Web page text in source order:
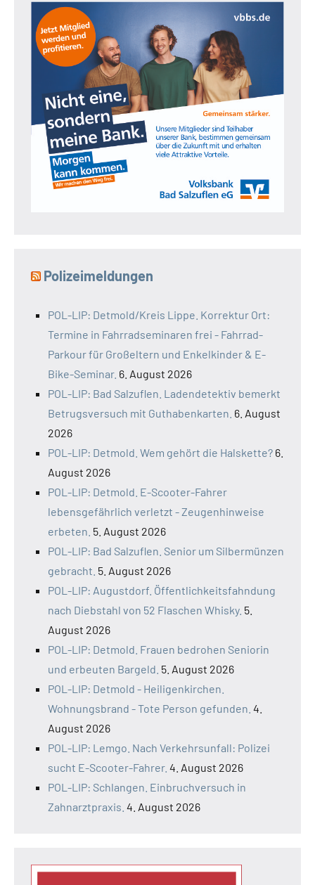
Polizeimeldungen
POL-LIP: Detmold/Kreis Lippe. Korrektur Ort:
Termine in Fahrradseminaren frei - Fahrrad-
Parkour für Großeltern und Enkelkinder & E-
Bike-Seminar. 6. August 2026
POL-LIP: Bad Salzuflen. Ladendetektiv bemerkt
Betrugsversuch mit Guthabenkarten. 6. August
2026
POL-LIP: Detmold. Wem gehört die Halskette? 6.
August 2026
POL-LIP: Detmold. E-Scooter-Fahrer
lebensgefährlich verletzt - Zeugenhinweise
erbeten. 5. August 2026
POL-LIP: Bad Salzuflen. Senior um Silbermünzen
gebracht. 5. August 2026
POL-LIP: Augustdorf. Öffentlichkeitsfahndung
nach Diebstahl von 52 Flaschen Whisky. 5.
August 2026
POL-LIP: Detmold. Frauen bedrohen Seniorin
und erbeuten Bargeld. 5. August 2026
POL-LIP: Detmold - Heiligenkirchen.
Wohnungsbrand - Tote Person gefunden. 4.
August 2026
POL-LIP: Lemgo. Nach Verkehrsunfall: Polizei
sucht E-Scooter-Fahrer. 4. August 2026
POL-LIP: Schlangen. Einbruchversuch in
Zahnarztpraxis. 4. August 2026